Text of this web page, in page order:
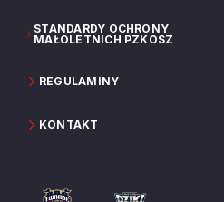
STANDARDY OCHRONY
MAŁOLETNICH PZKOSZ
REGULAMINY
KONTAKT